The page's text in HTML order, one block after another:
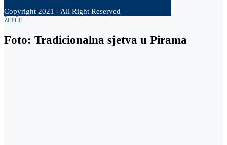
Copyright 2021 - All Right Reserved
ŽEPČE
Foto: Tradicionalna sjetva u Pirama